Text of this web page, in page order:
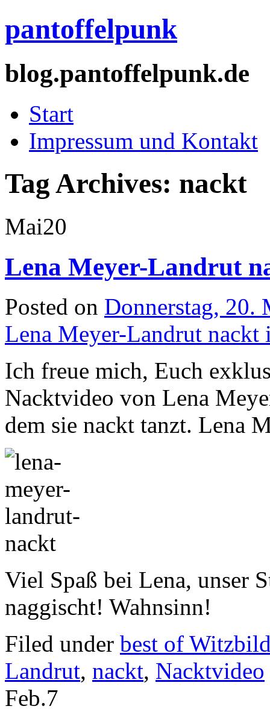
pantoffelpunk
blog.pantoffelpunk.de
Start
Impressum und Kontakt
Tag Archives: nackt
Mai20
Lena Meyer-Landrut
Posted on Donnerstag, 20.
Lena Meyer-Landrut nackt
Ich freue mich, Euch
Nacktvideo von Lena
dem sie nackt tanzt. Lena
Viel Spaß bei Lena, unser
naggischt! Wahnsinn!
Filed under best of
Landrut, nackt, Nacktvideo
Feb.7